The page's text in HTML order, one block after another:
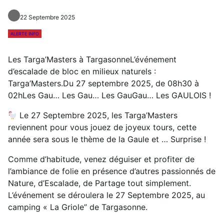
22 Septembre 2025
ALERTE INFO
Les Targa’Masters à TargasonneL’événement
d’escalade de bloc en milieux naturels :
Targa’Masters.Du 27 septembre 2025, de 08h30 à
02hLes Gau… Les Gau… Les GauGau… Les GAULOIS !
Le 27 Septembre 2025, les Targa’Masters
reviennent pour vous jouez de joyeux tours, cette
année sera sous le thème de la Gaule et … Surprise !
Comme d’habitude, venez déguiser et profiter de
l’ambiance de folie en présence d’autres passionnés de
Nature, d’Escalade, de Partage tout simplement.
L’événement se déroulera le 27 Septembre 2025, au
camping « La Griole” de Targasonne.